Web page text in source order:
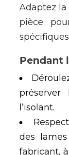
Adaptez la
pièce
Pendant
préserver
l’isolant.
des
fabricant,